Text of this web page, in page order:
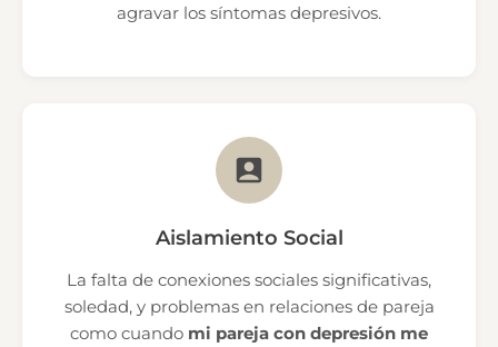
agravar los síntomas depresivos.
Aislamiento Social
La falta de conexiones sociales significativas,
soledad, y problemas en relaciones de pareja
como cuando mi pareja con depresión me